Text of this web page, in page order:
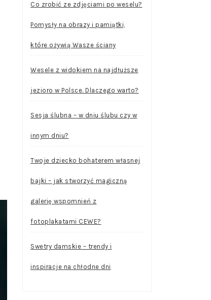
Co zrobić ze zdjęciami po weselu?
Pomysły na obrazy i pamiątki,
które ożywią Wasze ściany
Wesele z widokiem na najdłuższe
jezioro w Polsce. Dlaczego warto?
Sesja ślubna – w dniu ślubu czy w
innym dniu?
Twoje dziecko bohaterem własnej
bajki – jak stworzyć magiczną
galerię wspomnień z
fotoplakatami CEWE?
Swetry damskie – trendy i
inspiracje na chłodne dni